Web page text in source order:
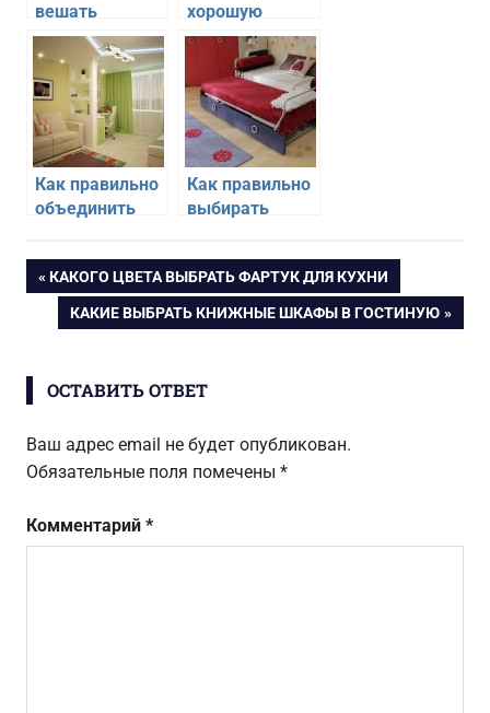
вешать
балдахин на
детскую
кроватку
хорошую
кроватку для
новорожденного
Как правильно
объединить
детскую
Как правильно
выбирать
в детскую
Навигация
по
записям
ПРЕДЫДУЩАЯ
ЗАПИСЬ:
КАКОГО ЦВЕТА ВЫБРАТЬ ФАРТУК ДЛЯ КУХНИ
СЛЕДУЮЩАЯ
КАКИЕ ВЫБРАТЬ КНИЖНЫЕ ШКАФЫ В ГОСТИНУЮ
ОСТАВИТЬ ОТВЕТ
Ваш адрес email не будет опубликован.
Обязательные поля помечены *
Комментарий *